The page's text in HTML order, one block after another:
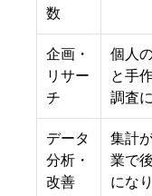
数
企画・
リサー
チ
個人
と手
調査
データ
分析・
改善
集計
業で
にな